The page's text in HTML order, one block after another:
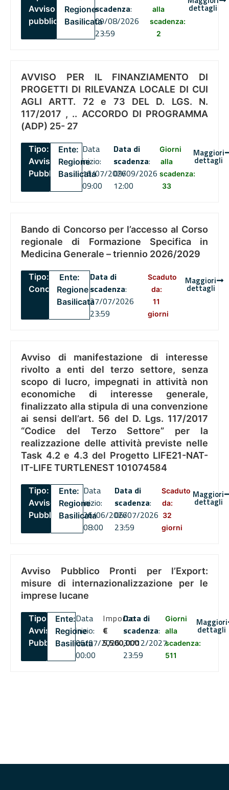
Avviso
pubblico
Regione
Basilicata
scadenza:
09/08/2026
23:59
alla
scadenza:
2
dettagli
AVVISO PER IL FINANZIAMENTO DI
PROGETTI DI RILEVANZA LOCALE DI CUI
AGLI ARTT. 72 e 73 DEL D. LGS. N.
117/2017 , .. ACCORDO DI PROGRAMMA
(ADP) 25- 27
Tipo:
Avviso
Pubblico
Ente:
Regione
Basilicata
Data
inizio:
16/07/2026
09:00
Data di
scadenza:
09/09/2026
12:00
Giorni
alla
scadenza:
33
Maggiori
dettagli
Bando di Concorso per l’accesso al Corso
regionale di Formazione Specifica in
Medicina Generale – triennio 2026/2029
Tipo:
Concorsi
Ente:
Regione
Basilicata
Data di
scadenza:
27/07/2026
23:59
Scaduto
da:
11
giorni
Maggiori
dettagli
Avviso di manifestazione di interesse
rivolto a enti del terzo settore, senza
scopo di lucro, impegnati in attività non
economiche di interesse generale,
finalizzato alla stipula di una convenzione
ai sensi dell’art. 56 del D. Lgs. 117/2017
“Codice del Terzo Settore” per la
realizzazione delle attività previste nelle
Task 4.2 e 4.3 del Progetto LIFE21-NAT-
IT-LIFE TURTLENEST 101074584
Tipo:
Avviso
Pubblico
Ente:
Regione
Basilicata
Data
inizio:
26/06/2026
08:00
Data di
scadenza:
06/07/2026
23:59
Scaduto
da:
32
giorni
Maggiori
dettagli
Avviso Pubblico Pronti per l’Export:
misure di internazionalizzazione per le
imprese lucane
Tipo:
Avviso
Pubblico
Ente:
Regione
Basilicata
Data
inizio:
06/07/2026
00:00
Importo
€
5,500,000
Data di
scadenza:
31/12/2027
23:59
Giorni
alla
scadenza:
511
Maggiori
dettagli